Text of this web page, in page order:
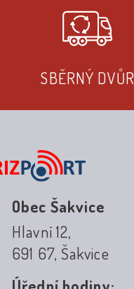
SBĚRNÝ DVŮR
Obec Šakvice
Hlavní 12,
691 67, Šakvice